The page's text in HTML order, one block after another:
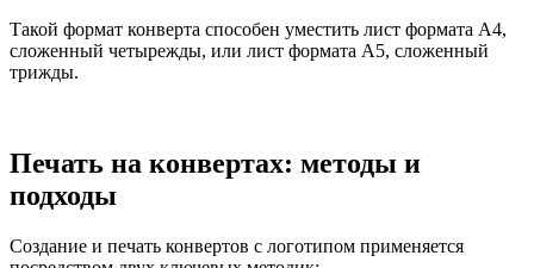
Такой формат конверта способен уместить лист формата А4,
сложенный четырежды, или лист формата А5, сложенный
трижды.
Печать на конвертах: методы и
подходы
Создание и печать конвертов с логотипом применяется